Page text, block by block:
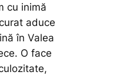
cu inimă
aduce
în Valea
O face